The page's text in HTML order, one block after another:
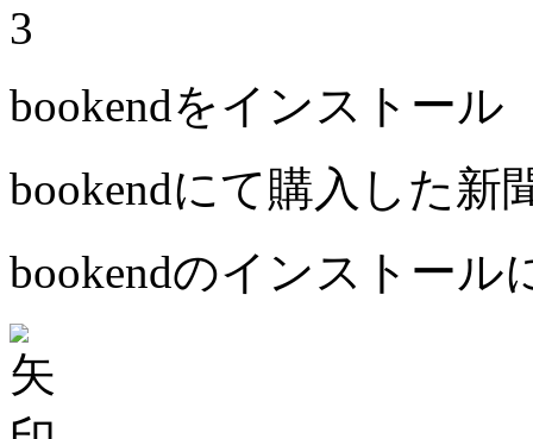
3
bookendをインストール
bookendにて購入した新
bookendのインストール